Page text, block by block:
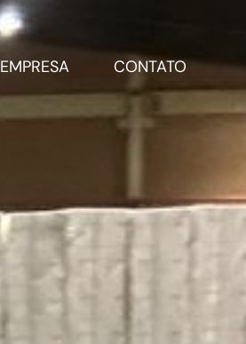
EMPRESA CONTATO